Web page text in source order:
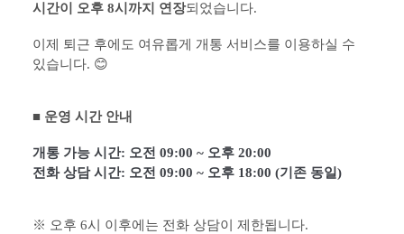
시간이 오후 8시까지 연장되었습니다.
이제 퇴근 후에도 여유롭게 개통 서비스를 이용하실 수
있습니다. 😊
■ 운영 시간 안내
개통 가능 시간: 오전 09:00 ~ 오후 20:00
전화 상담 시간: 오전 09:00 ~ 오후 18:00 (기존 동일)
※ 오후 6시 이후에는 전화 상담이 제한됩니다.